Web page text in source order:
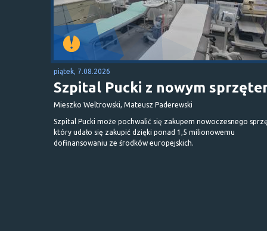
piątek, 7.08.2026
Szpital Pucki z nowym
Mieszko Weltrowski, Mateusz Paderewski
Szpital Pucki może pochwalić się zakupem nowoczesnego
który udało się zakupić dzięki ponad 1,5 milionowemu
dofinansowaniu ze środków europejskich.